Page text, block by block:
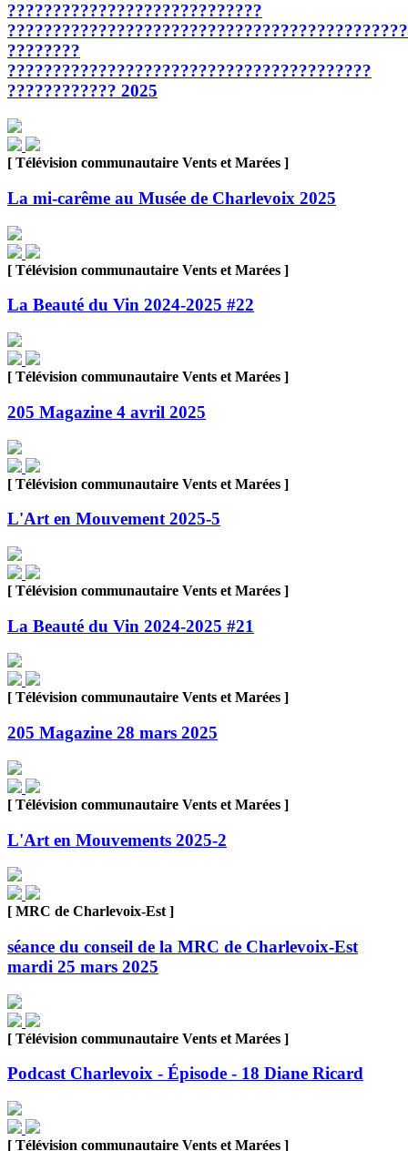
????????????????????????????
????????
????????????????????????????????????????
???????????? 2025
[ Télévision communautaire Vents et Marées ]
La mi-carême au Musée de Charlevoix 2025
[ Télévision communautaire Vents et Marées ]
La Beauté du Vin 2024-2025 #22
[ Télévision communautaire Vents et Marées ]
205 Magazine 4 avril 2025
[ Télévision communautaire Vents et Marées ]
L'Art en Mouvement 2025-5
[ Télévision communautaire Vents et Marées ]
La Beauté du Vin 2024-2025 #21
[ Télévision communautaire Vents et Marées ]
205 Magazine 28 mars 2025
[ Télévision communautaire Vents et Marées ]
L'Art en Mouvements 2025-2
[ MRC de Charlevoix-Est ]
séance du conseil de la MRC de Charlevoix-Est
mardi 25 mars 2025
[ Télévision communautaire Vents et Marées ]
Podcast Charlevoix - Épisode - 18 Diane Ricard
[ Télévision communautaire Vents et Marées ]